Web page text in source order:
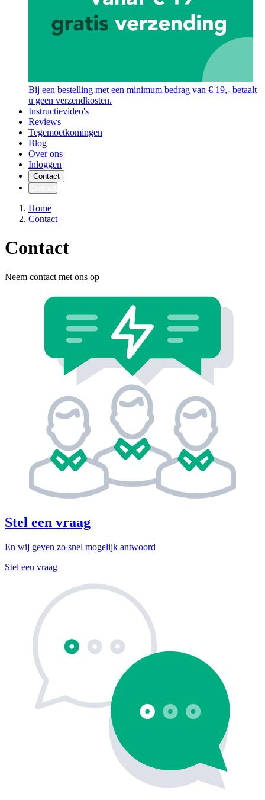
Bij een bestelling met een minimum bedrag van € 19,- betaalt
u geen verzendkosten.
Instructievideo's
Reviews
Tegemoetkomingen
Blog
Over ons
Inloggen
Contact
Home
Contact
Contact
Neem contact met ons op
Stel een vraag
En wij geven zo snel mogelijk antwoord
Stel een vraag